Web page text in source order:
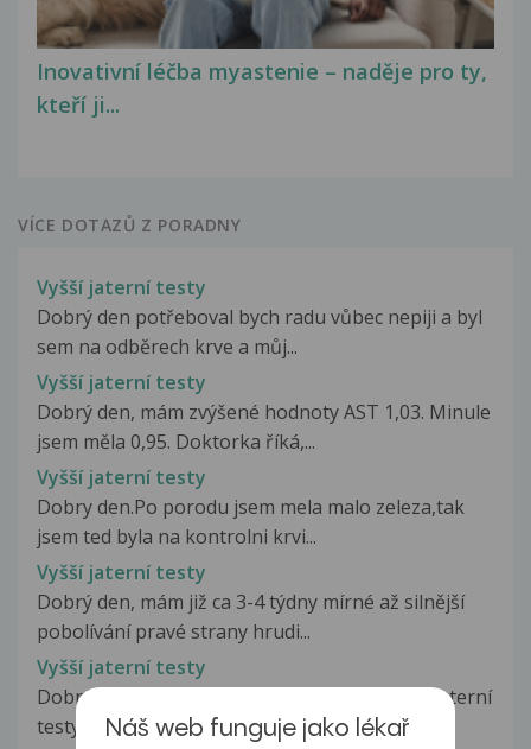
Inovativní léčba myastenie – naděje pro ty,
kteří ji...
VÍCE DOTAZŮ Z PORADNY
Vyšší jaterní testy
Dobrý den potřeboval bych radu vůbec nepiji a byl
sem na odběrech krve a můj...
Vyšší jaterní testy
Dobrý den, mám zvýšené hodnoty AST 1,03. Minule
jsem měla 0,95. Doktorka říká,...
Vyšší jaterní testy
Dobry den.Po porodu jsem mela malo zeleza,tak
jsem ted byla na kontrolni krvi...
Vyšší jaterní testy
Dobrý den, mám již ca 3-4 týdny mírné až silnější
pobolívání pravé strany hrudi...
Vyšší jaterní testy
Dobrý den, asi před 6mesici sem měl zvýšení jaterní
testy AL-T 97 po třech měsících...
Náš web funguje jako lékař